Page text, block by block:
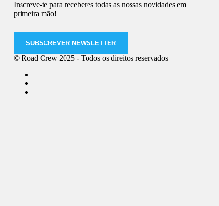
Inscreve-te para receberes todas as nossas novidades em
primeira mão!
SUBSCREVER NEWSLETTER
© Road Crew 2025 - Todos os direitos reservados